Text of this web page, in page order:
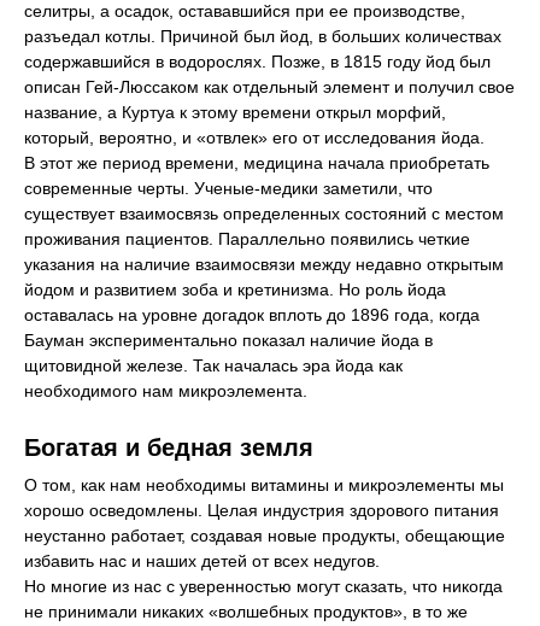
селитры, а осадок, остававшийся при ее производстве,
разъедал котлы. Причиной был йод, в больших количествах
содержавшийся в водорослях. Позже, в 1815 году йод был
описан Гей-Люссаком как отдельный элемент и получил свое
название, а Куртуа к этому времени открыл морфий,
который, вероятно, и «отвлек» его от исследования йода.
В этот же период времени, медицина начала приобретать
современные черты. Ученые-медики заметили, что
существует взаимосвязь определенных состояний с местом
проживания пациентов. Параллельно появились четкие
указания на наличие взаимосвязи между недавно открытым
йодом и развитием зоба и кретинизма. Но роль йода
оставалась на уровне догадок вплоть до 1896 года, когда
Бауман экспериментально показал наличие йода в
щитовидной железе. Так началась эра йода как
необходимого нам микроэлемента.
Богатая и бедная земля
О том, как нам необходимы витамины и микроэлементы мы
хорошо осведомлены. Целая индустрия здорового питания
неустанно работает, создавая новые продукты, обещающие
избавить нас и наших детей от всех недугов.
Но многие из нас с уверенностью могут сказать, что никогда
не принимали никаких «волшебных продуктов», в то же